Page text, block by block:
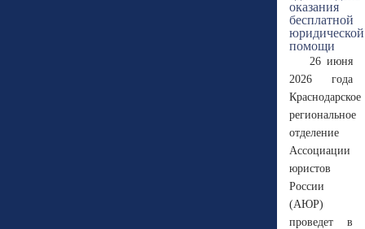
26 июня
2026 года
Краснодарское
региональное
отделение
Ассоциации
юристов
России
(АЮР)
проведет в